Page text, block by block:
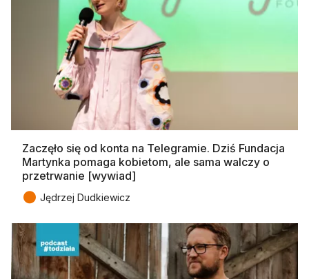
Zaczęło się od konta na Telegramie. Dziś Fundacja
Martynka pomaga kobietom, ale sama walczy o
przetrwanie [wywiad]
● Jędrzej Dudkiewicz